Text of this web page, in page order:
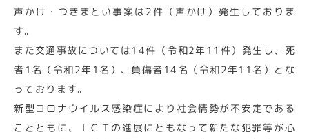
声かけ・つきまとい事案は2件（声かけ）発生しておりま
す。
また交通事故については14件（令和2年11件）発生し、死
者1名（令和2年1名）、負傷者14名（令和2年11名）とな
っております。
新型コロナウイルス感染症により社会情勢が不安定である
ことともに、ＩＣＴの進展にともなって新たな犯罪等が心